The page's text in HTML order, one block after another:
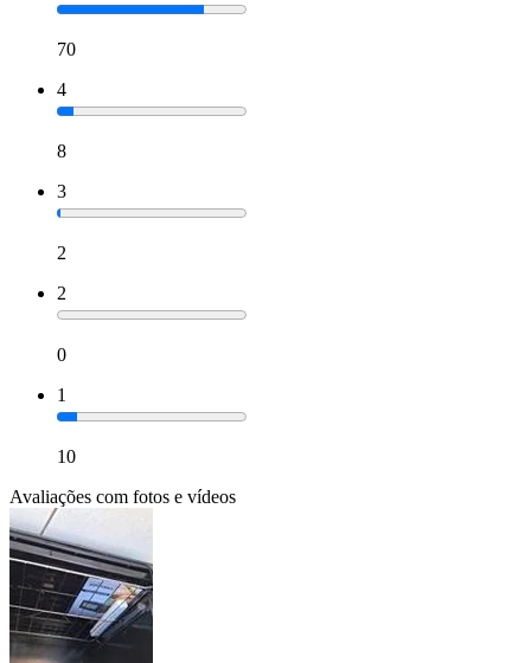
70
4
8
3
2
2
0
1
10
Avaliações com fotos e vídeos